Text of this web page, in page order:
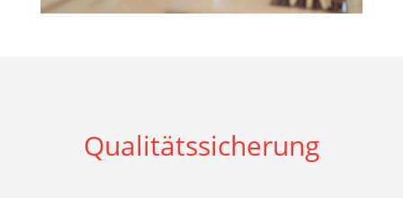
Qualitätssicherung